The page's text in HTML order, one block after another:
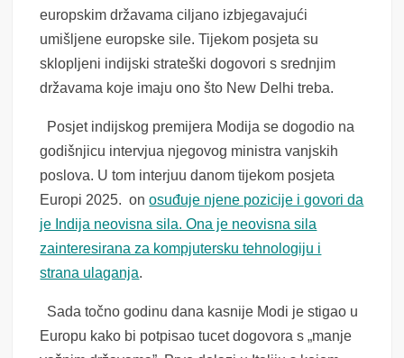
europskim državama ciljano izbjegavajući
umišljene europske sile. Tijekom posjeta su
sklopljeni indijski strateški dogovori s srednjim
državama koje imaju ono što New Delhi treba.
Posjet indijskog premijera Modija se dogodio na
godišnjicu intervjua njegovog ministra vanjskih
poslova. U tom interjuu danom tijekom posjeta
Europi 2025. onosuđuje njene pozicije i govori da
je Indija neovisna sila. Ona je neovisna sila
zainteresirana za kompjutersku tehnologiju i
strana ulaganja.
Sada točno godinu dana kasnije Modi je stigao u
Europu kako bi potpisao tucet dogovora s „manje